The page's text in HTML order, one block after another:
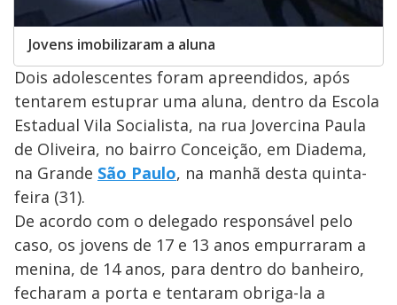
Jovens imobilizaram a aluna
Dois adolescentes foram apreendidos, após
tentarem estuprar uma aluna, dentro da Escola
Estadual Vila Socialista, na rua Jovercina Paula
de Oliveira, no bairro Conceição, em Diadema,
na Grande São Paulo, na manhã desta quinta-
feira (31).
De acordo com o delegado responsável pelo
caso, os jovens de 17 e 13 anos empurraram a
menina, de 14 anos, para dentro do banheiro,
fecharam a porta e tentaram obriga-la a